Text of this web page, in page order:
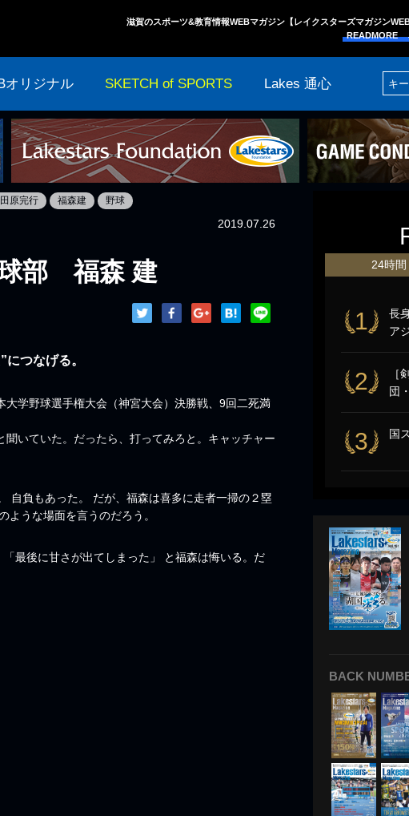
滋賀のスポーツ&教育情報WEBマガジン【レイクスターズマガジンWEB
READMORE
オリジナル SKETCH of SPORTS Lakes 通心
田原完行 福森建 野球
2019.07.26
球部 福森 建
つなげる。
学野球選手権大会（神宮大会）決勝戦、9回二死満
聞いていた。だったら、打ってみろと。キャッチャー
自負もあった。 だが、福森は喜多に走者一掃の２塁
うな場面を言うのだろう。
最後に甘さが出てしまった」 と福森は悔いる。だ
24時間
1
長
ア
2
［
団
3 国
BACK